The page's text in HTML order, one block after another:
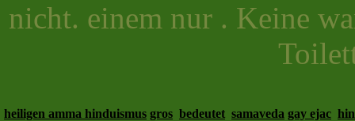
nicht. einem nur . Keine
heiligen amma hinduismus gros bedeutet samaveda gay ejac